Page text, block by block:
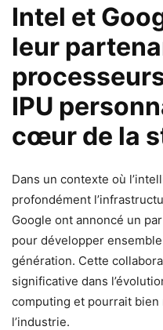
Intel et
leur
IPU
cœur de la
Dans un contexte où
profondément
Google ont annoncé un
pour développer
génération. Cette
significative dans
computing et pourrait
l’industrie.